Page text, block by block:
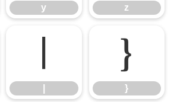
y z
}
}